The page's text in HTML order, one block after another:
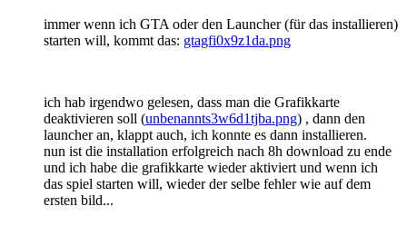
immer wenn ich GTA oder den Launcher (für das installieren)
starten will, kommt das: gtagfi0x9z1da.png
ich hab irgendwo gelesen, dass man die Grafikkarte
deaktivieren soll (unbenannts3w6d1tjba.png) , dann den
launcher an, klappt auch, ich konnte es dann installieren.
nun ist die installation erfolgreich nach 8h download zu ende
und ich habe die grafikkarte wieder aktiviert und wenn ich
das spiel starten will, wieder der selbe fehler wie auf dem
ersten bild...